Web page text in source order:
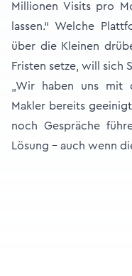
Millionen Visits pro
lassen.“ Welche
über die Kleinen
Fristen setze, will sich
„Wir haben uns mit
Makler bereits
noch Gespräche
Lösung – auch wenn